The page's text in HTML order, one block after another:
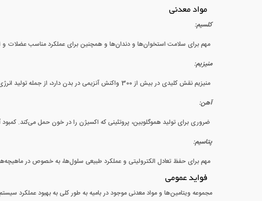
مواد معدنی
کلسیم:
مهم برای سلامت استخوان‌ها و دندان‌ها و همچنین برای عملکرد مناسب عضلات
منیزیم:
منیزیم نقش کلیدی در بیش از 300 واکنش آنزیمی در بدن دارد، از جمله تولید انرژی، کنترل قند خون و فشار خون.
آهن:
ضروری برای تولید هموگلوبین، پروتئینی که اکسیژن را در خون حمل می‌کند.
پتاسیم:
مهم برای حفظ تعادل الکترولیتی و عملکرد طبیعی سلول‌ها، به خصوص در
فواید عمومی
مجموعه ویتامین‌ها و مواد معدنی موجود در بامیه به طور کلی به بهبود عملکرد